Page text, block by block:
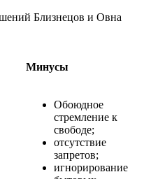
Близнецов и Овна
Минусы
Обоюдное
стремление к
свободе;
отсутствие
запретов;
игнорирование